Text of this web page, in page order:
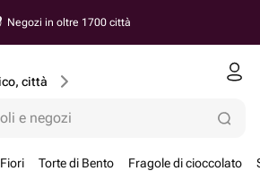
Negozi in oltre 1700 città
città
e negozi
Fiori Torte di Bento Fragole di cioccolato